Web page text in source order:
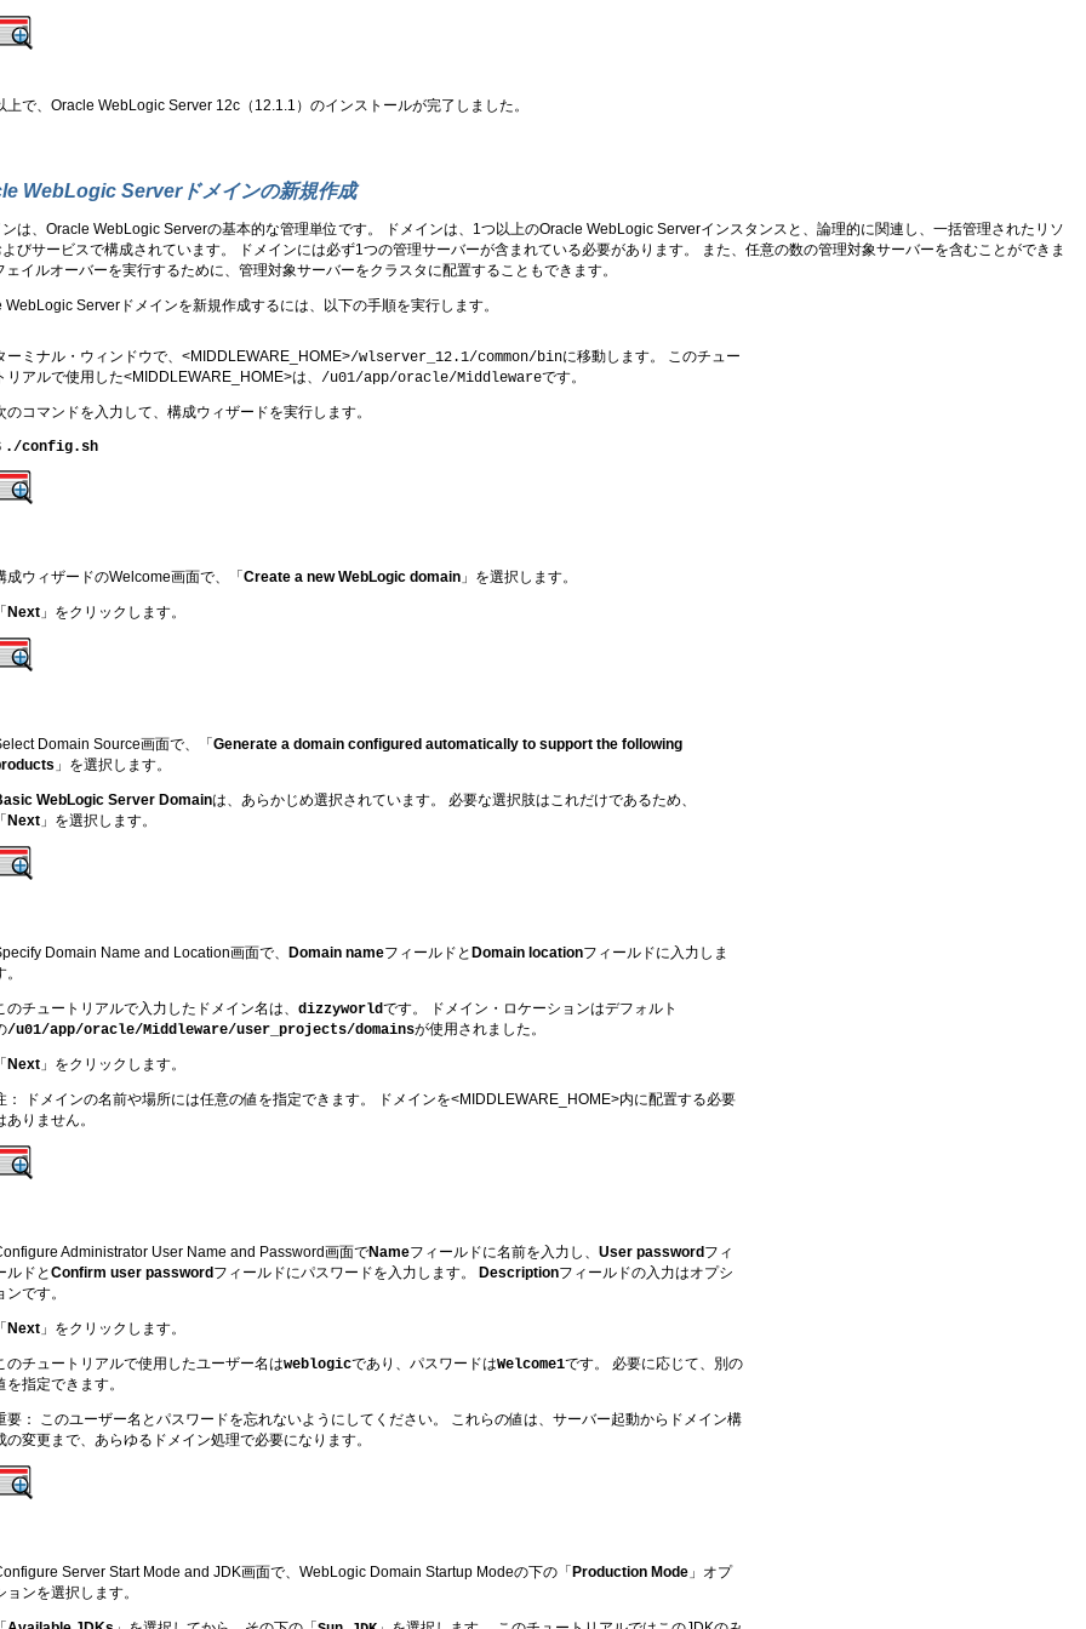
上で、Oracle WebLogic Server 12c （12.1.1）のインストールが完了しました。
WebLogic Serverドメインの新規作成
ンは、Oracle WebLogic Serverの基本的な管理単位です。 ドメインは、1つ以上のOracle WebLogic Serverインスタンスと、論理的に関連し、一括管理されたリソ
よびサービスで構成されています。 ドメインには必ず1つの管理サーバーが含まれている必要があります。 また、任意の数の管理対象サーバーを含むことができま
ェイルオーバーを実行するために、管理対象サーバーをクラスタに配置することもできます。
WebLogic Serverドメインを新規作成するには、以下の手順を実行します。
ーミナル・ウィンドウで、<MIDDLEWARE_HOME>/wlserver_12.1/common/binに移動します。 このチュー
リアルで使用した<MIDDLEWARE_HOME>は、/u01/app/oracle/Middlewareです。
のコマンドを入力して、構成ウィザードを実行します。
./config.sh
成ウィザードのWelcome画面で、「Create a new WebLogic domain 」を選択します。
「 Next 」をクリックします。
Domain Source画面で、「Generate a domain configured automatically to support the following
」を選択します。
WebLogic Server Domainは、あらかじめ選択されています。 必要な選択肢はこれだけであるため、
「 Next 」を選択します。
Domain Name and Location画面で、 Domain nameフィールドと Domain locationフィールドに入力しま
。
のチュートリアルで入力したドメイン名は、dizzyworldです。 ドメイン・ロケーションはデフォルト
/u01/app/oracle/Middleware/user_projects/domainsが使用されました。
「 Next 」をクリックします。
： ドメインの名前や場所には任意の値を指定できます。 ドメインを<MIDDLEWARE_HOME>内に配置する必要
ありません。
Administrator User Name and Password画面でNameフィールドに名前を入力し、User password フィ
ルドとConfirm user password フィールドにパスワードを入力します。 Descriptionフィールドの入力はオプシ
ンです。
「 Next 」をクリックします。
のチュートリアルで使用したユーザー名はweblogicであり、パスワードはWelcome1です。 必要に応じて、別の
を指定できます。
要： このユーザー名とパスワードを忘れないようにしてください。 これらの値は、サーバー起動からドメイン構
の変更まで、あらゆるドメイン処理で必要になります。
Server Start Mode and JDK画面で、WebLogic Domain Startup Modeの下の「 Production Mode 」オプ
ョンを選択します。